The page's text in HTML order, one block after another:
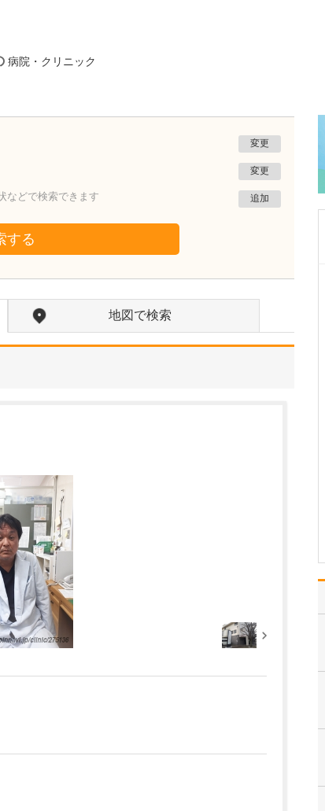
病院・クリニック
変更
変更
などで検索できます 追加
する
地図で検索
広島県広島市南区
塩田病院
塩田 仁彦副院長
ーション…